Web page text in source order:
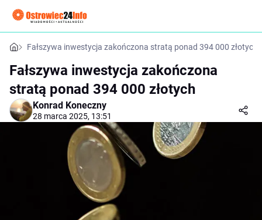
Fałszywa inwestycja zakończona stratą ponad 394 000 złotych
Fałszywa inwestycja zakończona
stratą ponad 394 000 złotych
Konrad Koneczny
28 marca 2025, 13:51